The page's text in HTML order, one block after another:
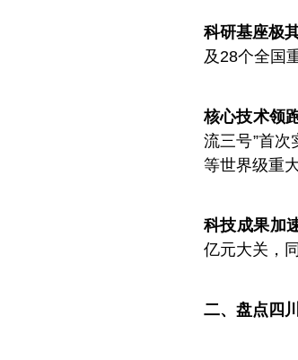
科研基座极
及28个全国
核心技术领
流三号”首
等世界级重
科技成果加
亿元大关，
二、盘点四